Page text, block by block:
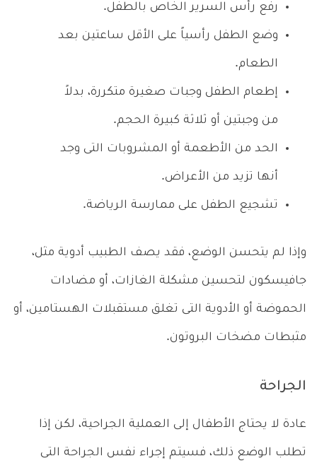
رفع رأس السرير الخاص بالطفل.
وضع الطفل رأسياً على الأقل ساعتين بعد
الطعام.
إطعام الطفل وجبات صغيرة متكررة، بدلاً
من وجبتين أو ثلاثة كبيرة الحجم.
الحد من الأطعمة أو المشروبات التى وجد
أنها تزيد من الأعراض.
تشجيع الطفل على ممارسة الرياضة.
وإذا لم يتحسن الوضع، فقد يصف الطبيب أدوية مثل،
جافيسكون لتحسين مشكلة الغازات، أو مضادات
الحموضة أو الأدوية التى تغلق مستقبلات الهستامين، أو
مثبطات مضخات البروتون.
الجراحة
عادة لا يحتاج الأطفال إلى العملية الجراحية، لكن إذا
تطلب الوضع ذلك، فسيتم إجراء نفس الجراحة التى